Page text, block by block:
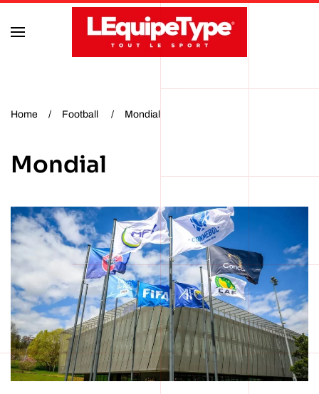
Accéder au contenu principal
Home Football Mondial
Mondial